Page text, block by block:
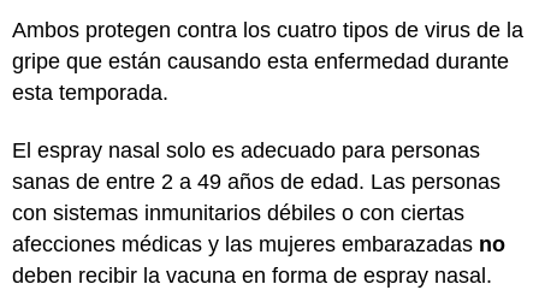
Ambos protegen contra los cuatro tipos de virus de la
gripe que están causando esta enfermedad durante
esta temporada.
El espray nasal solo es adecuado para personas
sanas de entre 2 a 49 años de edad. Las personas
con sistemas inmunitarios débiles o con ciertas
afecciones médicas y las mujeres embarazadas no
deben recibir la vacuna en forma de espray nasal.